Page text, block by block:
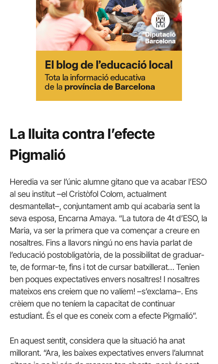
La lluita contra l’efecte
Pigmalió
Heredia va ser l’únic alumne gitano que va acabar l’ESO
al seu institut –el Cristòfol Colom, actualment
desmantellat–, conjuntament amb qui acabaria sent la
seva esposa, Encarna Amaya. “La tutora de 4t d’ESO, la
Maria, va ser la primera que va començar a creure en
nosaltres. Fins a llavors ningú no ens havia parlat de
l’educació postobligatòria, de la possibilitat de graduar-
te, de formar-te, fins i tot de cursar batxillerat… Tenien
ben poques expectatives envers nosaltres! I nosaltres
mateixos ens creiem que no valíem! –s’exclama–. Ens
crèiem que no teníem la capacitat de continuar
estudiant. És el que es coneix com a efecte Pigmalió”.
En aquest sentit, considera que la situació ha anat
millorant. “Ara, les baixes expectatives envers l’alumnat